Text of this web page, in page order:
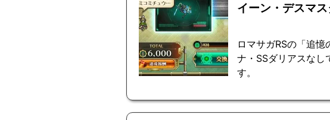
イーン・デスマ
ロマサガRSの「追
ナ・SSダリアスなし
す。